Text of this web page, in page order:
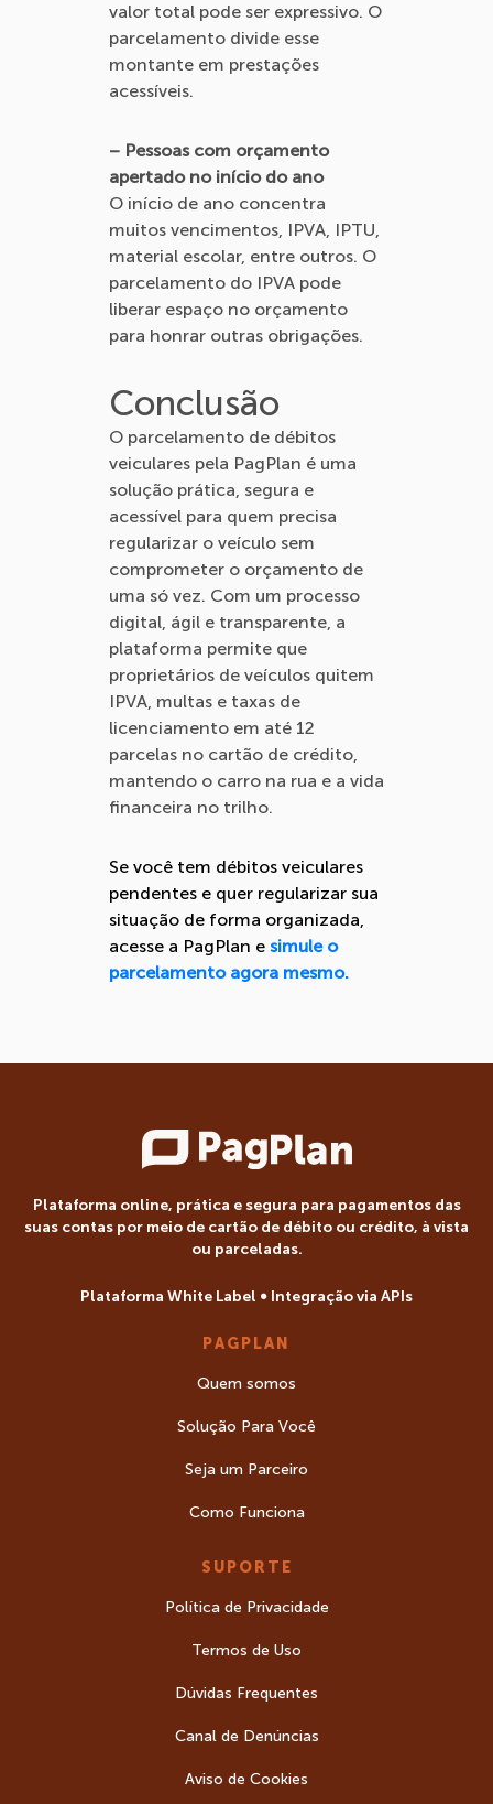
valor total pode ser expressivo. O
parcelamento divide esse
montante em prestações
acessíveis.
– Pessoas com orçamento
apertado no início do ano
O início de ano concentra
muitos vencimentos, IPVA, IPTU,
material escolar, entre outros. O
parcelamento do IPVA pode
liberar espaço no orçamento
para honrar outras obrigações.
Conclusão
O parcelamento de débitos
veiculares pela PagPlan é uma
solução prática, segura e
acessível para quem precisa
regularizar o veículo sem
comprometer o orçamento de
uma só vez. Com um processo
digital, ágil e transparente, a
plataforma permite que
proprietários de veículos quitem
IPVA, multas e taxas de
licenciamento em até 12
parcelas no cartão de crédito,
mantendo o carro na rua e a vida
financeira no trilho.
Se você tem débitos veiculares
pendentes e quer regularizar sua
situação de forma organizada,
acesse a PagPlan e simule o
parcelamento agora mesmo.
Plataforma online, prática e segura para pagamentos das
suas contas por meio de cartão de débito ou crédito, à vista
ou parceladas.
Plataforma White Label ∞ Integração via APIs
PAGPLAN
Quem somos
Solução Para Você
Seja um Parceiro
Como Funciona
SUPORTE
Política de Privacidade
Termos de Uso
Dúvidas Frequentes
Canal de Denúncias
Aviso de Cookies